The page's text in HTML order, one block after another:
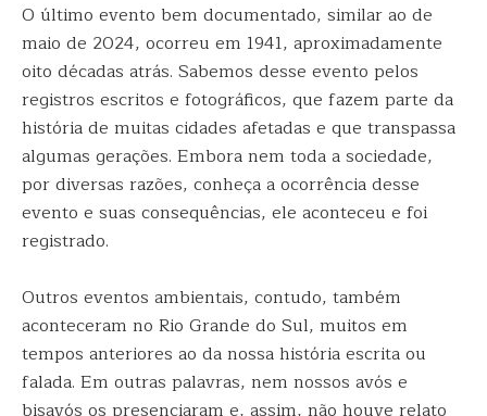
O último evento bem documentado, similar ao de
maio de 2024, ocorreu em 1941, aproximadamente
oito décadas atrás. Sabemos desse evento pelos
registros escritos e fotográficos, que fazem parte da
história de muitas cidades afetadas e que transpassa
algumas gerações. Embora nem toda a sociedade,
por diversas razões, conheça a ocorrência desse
evento e suas consequências, ele aconteceu e foi
registrado.
Outros eventos ambientais, contudo, também
aconteceram no Rio Grande do Sul, muitos em
tempos anteriores ao da nossa história escrita ou
falada. Em outras palavras, nem nossos avós e